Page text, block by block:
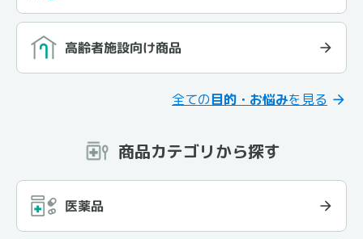
高齢者施設向け商品
全ての目的・お悩みを見る
商品カテゴリから探す
医薬品